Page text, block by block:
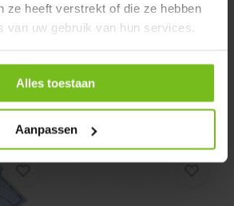
ze heeft verstrekt of die ze hebben
van uw gebruik van hun services.
Alles toestaan
Aanpassen Vergelijk
Op voorraad